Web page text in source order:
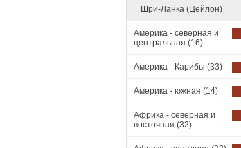
Шри-Ланка (Цейлон)
Америка - северная и
центральная (16)
Америка - Карибы (33)
Америка - южная (14)
Африка - северная и
восточная (32)